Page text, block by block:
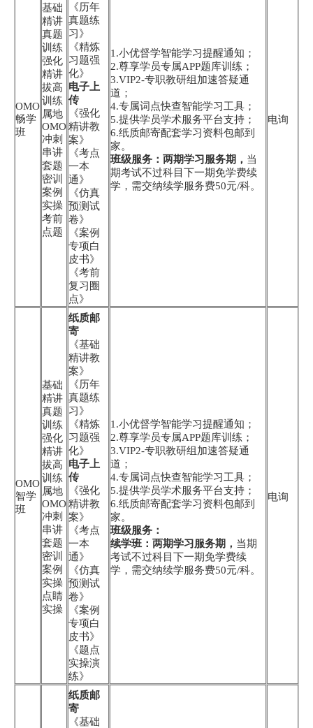
OMO
畅学
班
基础
精讲
真题
训练
强化
精讲
拔高
训练
属地
OMO
冲刺
串讲
套题
密训
案例
实操
考前
点题
《历年
真题练
习》
《精炼
习题强
化》
电子上
传
《强化
精讲教
案》
《考点
一本
通》
《仿真
预测试
卷》
《案例
专项白
皮书》
《考前
复习圈
点》
1.小优督学智能学习提醒通知；
2.尊享学员专属APP题库训练；
3.VIP2-专职教研组加速答疑通
道；
4.专属词点快查智能学习工具；
5.提供学员学术服务平台支持；
6.纸质邮寄配套学习资料包邮到
家。
班级服务：两期学习服务期， 当
期考试不过科目下一期免学费续
学，需交纳续学服务费50元/科。
电询
OMO
智学
班
基础
精讲
真题
训练
强化
精讲
拔高
训练
属地
OMO
冲刺
串讲
套题
密训
案例
实操
点睛
实操
纸质邮
寄
《基础
精讲教
案》
《历年
真题练
习》
《精炼
习题强
化》
电子上
传
《强化
精讲教
案》
《考点
一本
通》
《仿真
预测试
卷》
《案例
专项白
皮书》
《题点
实操演
练》
1.小优督学智能学习提醒通知；
2.尊享学员专属APP题库训练；
3.VIP2-专职教研组加速答疑通
道；
4.专属词点快查智能学习工具；
5.提供学员学术服务平台支持；
6.纸质邮寄配套学习资料包邮到
家。
班级服务：
续学班：两期学习服务期， 当期
考试不过科目下一期免学费续
学，需交纳续学服务费50元/科。
电询
纸质邮
寄
《基础